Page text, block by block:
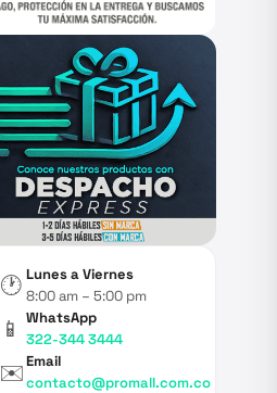
🕐 Lunes a Viernes
8:00 am – 5:00 pm
📱
WhatsApp
322-344 3444
✉️Email
contacto@promall.com.co